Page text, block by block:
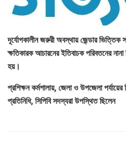
দূর্যোগকালীন জরুরী অবস্থায় জেন্ডার ভিত্তিক
ক্ষতিকারক আচারনের ইতিবাচক পরিবতনের
হয়।
প্রশিক্ষন কর্মশালায়, জেলা ও উপজেলা পর্যায়ের
প্রতিনিধি, সিপিবি সদস্যরা উপস্থিত ছিলেন